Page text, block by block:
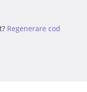
Regenerare cod